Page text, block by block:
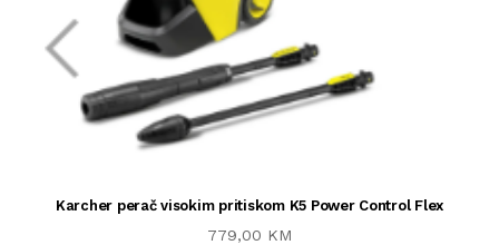
Karcher perač visokim pritiskom K5 Power Control Flex
779,00 KM